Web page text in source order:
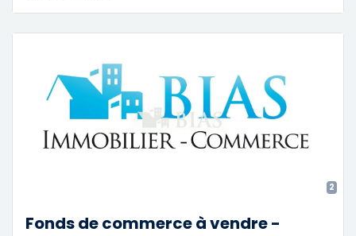
2
Fonds de commerce à vendre -